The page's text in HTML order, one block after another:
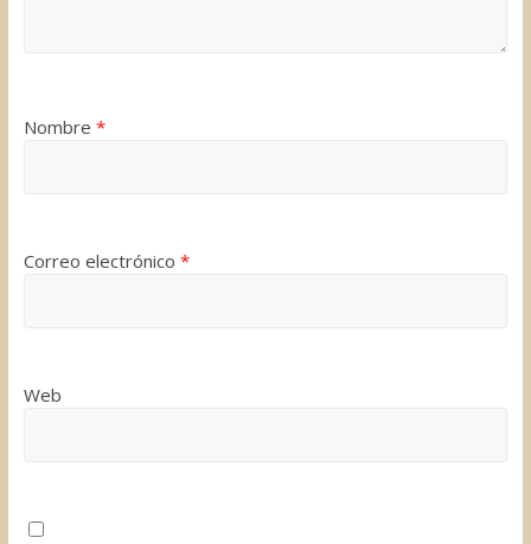
Nombre *
Correo electrónico *
Web